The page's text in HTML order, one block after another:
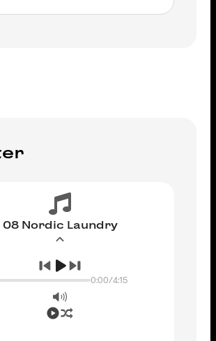
08 Nordic Laundry
0:00/4:15